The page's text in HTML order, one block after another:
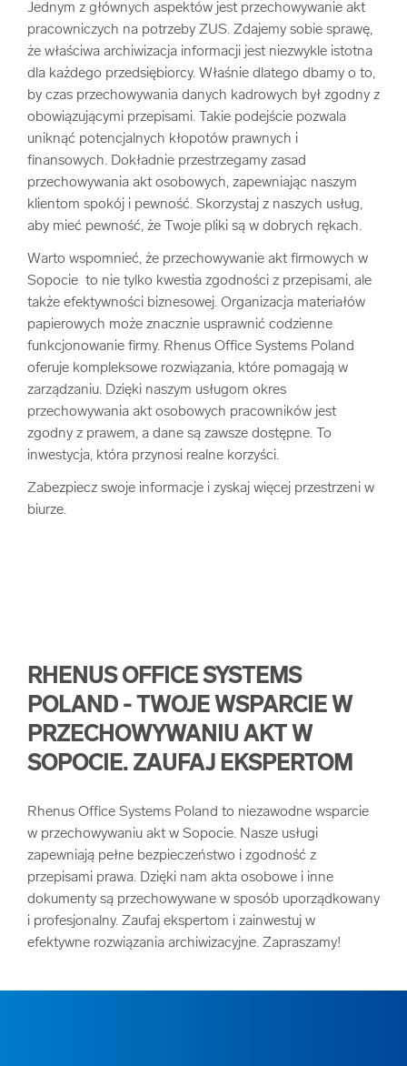
Jednym z głównych aspektów jest przechowywanie akt
pracowniczych na potrzeby ZUS. Zdajemy sobie sprawę,
że właściwa archiwizacja informacji jest niezwykle istotna
dla każdego przedsiębiorcy. Właśnie dlatego dbamy o to,
by czas przechowywania danych kadrowych był zgodny z
obowiązującymi przepisami. Takie podejście pozwala
uniknąć potencjalnych kłopotów prawnych i
finansowych. Dokładnie przestrzegamy zasad
przechowywania akt osobowych, zapewniając naszym
klientom spokój i pewność. Skorzystaj z naszych usług,
aby mieć pewność, że Twoje pliki są w dobrych rękach.
Warto wspomnieć, że przechowywanie akt firmowych w
Sopocie to nie tylko kwestia zgodności z przepisami, ale
także efektywności biznesowej. Organizacja materiałów
papierowych może znacznie usprawnić codzienne
funkcjonowanie firmy. Rhenus Office Systems Poland
oferuje kompleksowe rozwiązania, które pomagają w
zarządzaniu. Dzięki naszym usługom okres
przechowywania akt osobowych pracowników jest
zgodny z prawem, a dane są zawsze dostępne. To
inwestycja, która przynosi realne korzyści.
Zabezpiecz swoje informacje i zyskaj więcej przestrzeni w
biurze.
RHENUS OFFICE SYSTEMS
POLAND - TWOJE WSPARCIE W
PRZECHOWYWANIU AKT W
SOPOCIE. ZAUFAJ EKSPERTOM
Rhenus Office Systems Poland to niezawodne wsparcie
w przechowywaniu akt w Sopocie. Nasze usługi
zapewniają pełne bezpieczeństwo i zgodność z
przepisami prawa. Dzięki nam akta osobowe i inne
dokumenty są przechowywane w sposób uporządkowany
i profesjonalny. Zaufaj ekspertom i zainwestuj w
efektywne rozwiązania archiwizacyjne. Zapraszamy!